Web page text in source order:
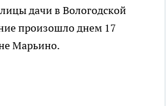
дачи в Вологодской
произошло днем 17
Марьино.